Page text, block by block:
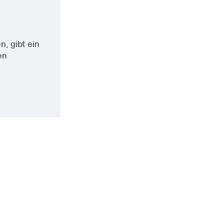
gibt ein